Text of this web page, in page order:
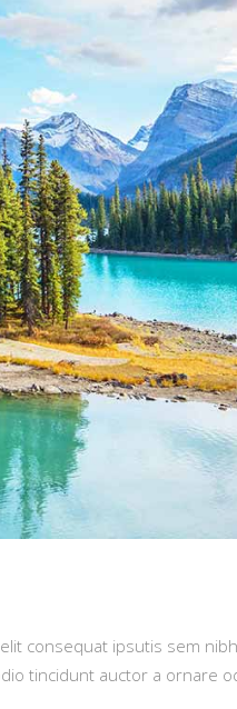
consequat ipsutis sem
tincidunt auctor a ornare